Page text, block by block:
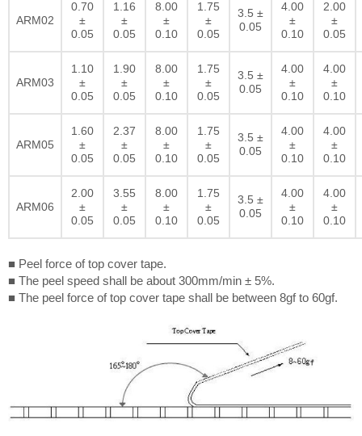
ARM02
0.70
±
0.05
1.16
±
0.05
8.00
±
0.10
1.75
±
0.05
3.5 ±
0.05
4.00
±
0.10
2.00
±
0.05
ARM03
1.10
±
0.05
1.90
±
0.05
8.00
±
0.10
1.75
±
0.05
3.5 ±
0.05
4.00
±
0.10
4.00
±
0.10
ARM05
1.60
±
0.05
2.37
±
0.05
8.00
±
0.10
1.75
±
0.05
3.5 ±
0.05
4.00
±
0.10
4.00
±
0.10
ARM06
2.00
±
0.05
3.55
±
0.05
8.00
±
0.10
1.75
±
0.05
3.5 ±
0.05
4.00
±
0.10
4.00
±
0.10
■ Peel force of top cover tape.
■ The peel speed shall be about 300mm/min ± 5%.
■ The peel force of top cover tape shall be between 8gf to 60gf.